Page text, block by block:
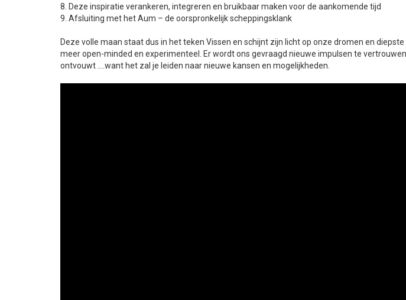
8. Deze inspiratie verankeren, integreren en bruikbaar maken voor de aankomende tijd
9. Afsluiting met het Aum – de oorspronkelijk scheppingsklank
Deze volle maan staat dus in het teken Vissen en schijnt zijn licht op onze dromen en
meer open-minded en experimenteel. Er wordt ons gevraagd nieuwe impulsen te
ontvouwt ….want het zal je leiden naar nieuwe kansen en mogelijkheden.